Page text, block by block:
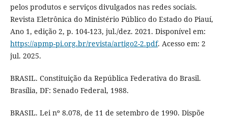
pelos produtos e serviços divulgados nas redes sociais.
Revista Eletrônica do Ministério Público do Estado do Piauí,
Ano 1, edição 2, p. 104-123, jul./dez. 2021. Disponível em:
https://apmp-pi.org.br/revista/artigo2-2.pdf. Acesso em: 2
jul. 2025.
BRASIL. Constituição da República Federativa do Brasil.
Brasília, DF: Senado Federal, 1988.
BRASIL. Lei nº 8.078, de 11 de setembro de 1990. Dispõe